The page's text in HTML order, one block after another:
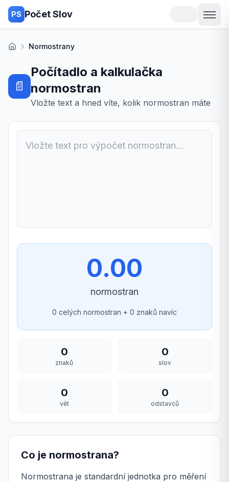
PS Počet Slov
Domů Normostrany
📄
Počítadlo a kalkulačka
normostran
Vložte text a hned víte, kolik normostran máte
0.00
normostran
0 celých normostran + 0 znaků navíc
0
znaků
0
slov
0
vět
0
odstavců
Co je normostrana?
Normostrana je standardní jednotka pro měření